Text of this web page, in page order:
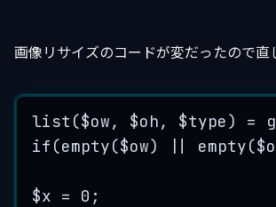
画像リサイズのコードが変だったので直
list ($ow, $oh, $type) =
if (empty($ow) empty(
$x = 0 ;